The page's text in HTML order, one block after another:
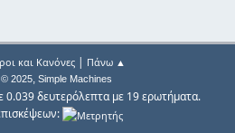
και Κανόνες| Πάνω ▲
2025, Simple Machines
0.039 δευτερόλεπτα με 19 ερωτήματα.